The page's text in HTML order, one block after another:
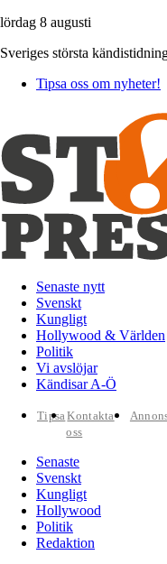
lördag 8 augusti
Sveriges största
Tipsa oss om nyheter!
Senaste nytt
Svenskt
Kungligt
Hollywood & Världen
Politik
Vi avslöjar
Kändisar A-Ö
TipsaKontakta
oss
Senaste
Svenskt
Kungligt
Hollywood
Politik
Redaktion